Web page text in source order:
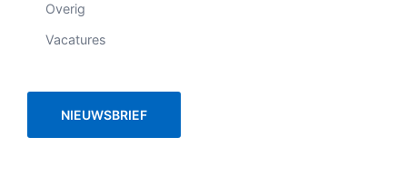
Overig
Vacatures
NIEUWSBRIEF